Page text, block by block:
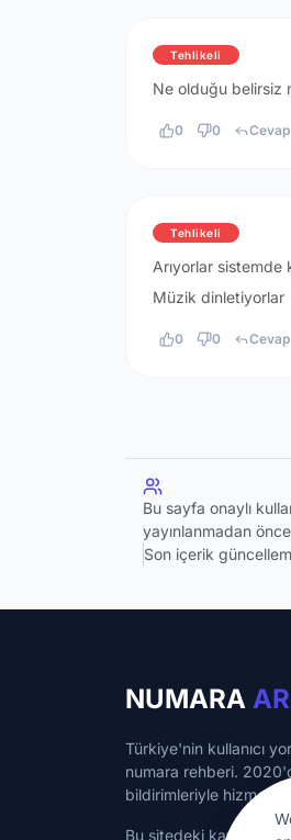
Tehlikeli
Ne olduğu belirsiz
0 0 Cevap
Tehlikeli
Arıyorlar sistemde
Müzik dinletiyorlar
0 0 Cevap
Bu sayfa onaylı
yayınlanmadan
Son içerik
NUMARA
Türkiye'nin kullanıcı
numara rehberi.
bildirimleriyle hizmet
Bu sitedeki kayıtlı